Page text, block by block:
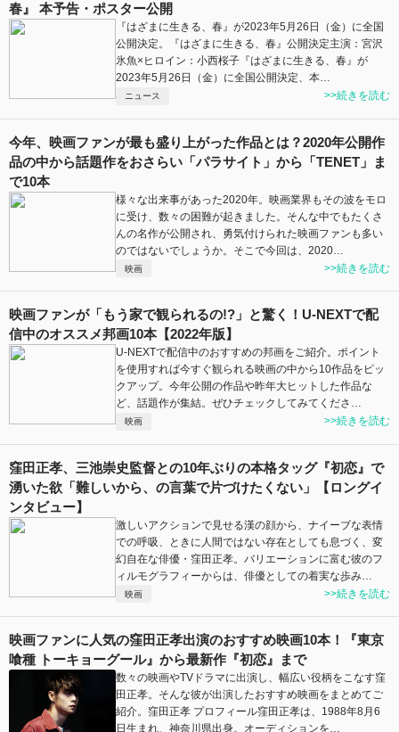
春』 本予告・ポスター公開
『はざまに生きる、春』が2023年5月26日（金）に全国
公開決定。『はざまに生きる、春』公開決定主演：宮沢
氷魚×ヒロイン：小西桜子『はざまに生きる、春』が
2023年5月26日（金）に全国公開決定、本…
ニュース >>続きを読む
今年、映画ファンが最も盛り上がった作品とは？2020年公開作
品の中から話題作をおさらい「パラサイト」から「TENET」ま
で10本
様々な出来事があった2020年。映画業界もその波をモロ
に受け、数々の困難が起きました。そんな中でもたくさ
んの名作が公開され、勇気付けられた映画ファンも多い
のではないでしょうか。そこで今回は、2020…
映画 >>続きを読む
映画ファンが「もう家で観られるの!?」と驚く！U-NEXTで配
信中のオススメ邦画10本【2022年版】
U-NEXTで配信中のおすすめの邦画をご紹介。ポイント
を使用すれば今すぐ観られる映画の中から10作品をピッ
クアップ。今年公開の作品や昨年大ヒットした作品な
ど、話題作が集結。ぜひチェックしてみてくださ…
映画 >>続きを読む
窪田正孝、三池崇史監督との10年ぶりの本格タッグ『初恋』で
湧いた欲「難しいから、の言葉で片づけたくない」【ロングイ
ンタビュー】
激しいアクションで見せる漢の顔から、ナイーブな表情
での呼吸、ときに人間ではない存在としても息づく、変
幻自在な俳優・窪田正孝。バリエーションに富む彼のフ
ィルモグラフィーからは、俳優としての着実な歩み…
映画 >>続きを読む
映画ファンに人気の窪田正孝出演のおすすめ映画10本！『東京
喰種 トーキョーグール』から最新作『初恋』まで
数々の映画やTVドラマに出演し、幅広い役柄をこなす窪
田正孝。そんな彼が出演したおすすめ映画をまとめてご
紹介。窪田正孝 プロフィール窪田正孝は、1988年8月6
日生まれ、神奈川県出身。オーディションを…